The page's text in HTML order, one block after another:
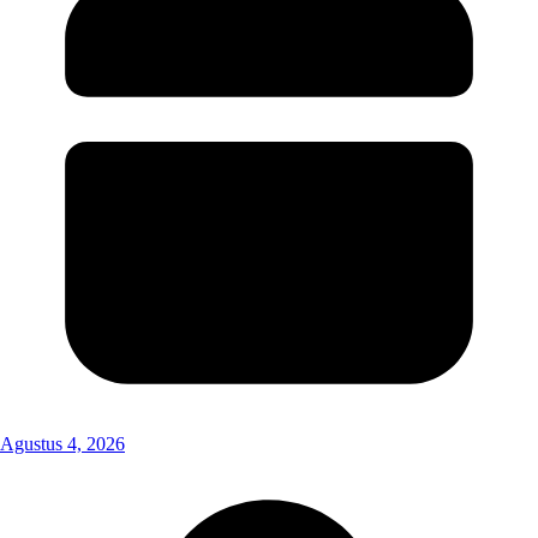
Agustus 4, 2026